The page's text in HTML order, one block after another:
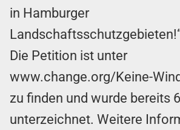
in Hamburger
Die Petition ist unter
www.change.org/Keine-
zu finden und wurde bereits
unterzeichnet. Weitere